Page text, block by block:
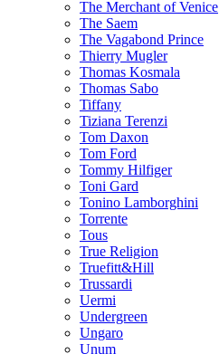
The Merchant of Venice
The Saem
The Vagabond Prince
Thierry Mugler
Thomas Kosmala
Thomas Sabo
Tiffany
Tiziana Terenzi
Tom Daxon
Tom Ford
Tommy Hilfiger
Toni Gard
Tonino Lamborghini
Torrente
Tous
True Religion
Truefitt&Hill
Trussardi
Uermi
Undergreen
Ungaro
Unum